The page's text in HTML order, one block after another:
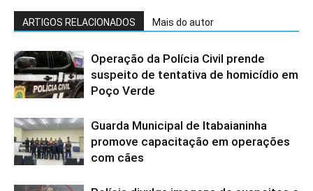
ARTIGOS RELACIONADOS Mais do autor
Operação da Polícia Civil prende
suspeito de tentativa de homicídio em
Poço Verde
Guarda Municipal de Itabaianinha
promove capacitação em operações
com cães